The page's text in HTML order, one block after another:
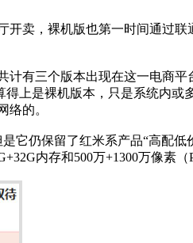
卖，裸机版也第一时间通过
计有三个版本出现在这一电商
上是裸机版本，只是系统内
络的。
它仍保留了红米系产品“高配
内存和500万+1300万像素